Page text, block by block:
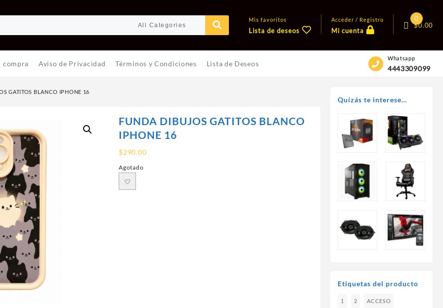
Mis favoritos
Lista de deseos
Acceder / Registro
Mi cuenta
0
$0.00
compra Aviso de Privacidad Términos y Condiciones Lista de Deseos
Whatsapp
4443309099
GATITOS BLANCO IPHONE 16
FUNDA DIBUJOS GATITOS BLANCO
IPHONE 16
$290.00
Agotado
Quízás te interese…
Etiquetas del producto
1 2 ACCESO